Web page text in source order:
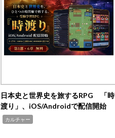
日本史と世界史を旅するRPG 「時
渡り」、iOS/Androidで配信開始
カルチャー